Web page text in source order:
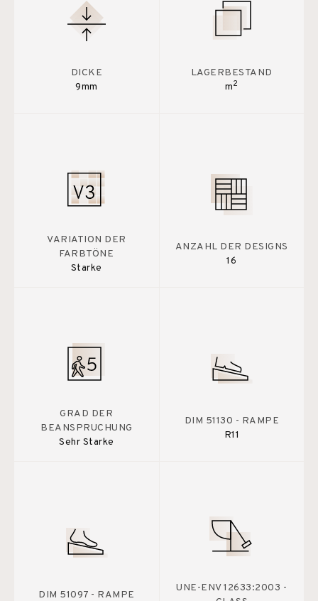
DICKE
9mm
LAGERBESTAND
m2
VARIATION DER
FARBTÖNE
Starke
ANZAHL DER DESIGNS
16
GRAD DER
BEANSPRUCHUNG
Sehr Starke
DIM 51130 - RAMPE
R11
DIM 51097 - RAMPE
UNE-ENV 12633:2003 -